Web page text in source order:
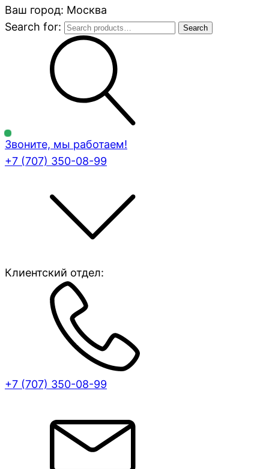
Ваш город: Москва
Search for:
Search
Звоните, мы работаем!
+7 (707) 350-08-99
Клиентский отдел:
+7 (707) 350-08-99